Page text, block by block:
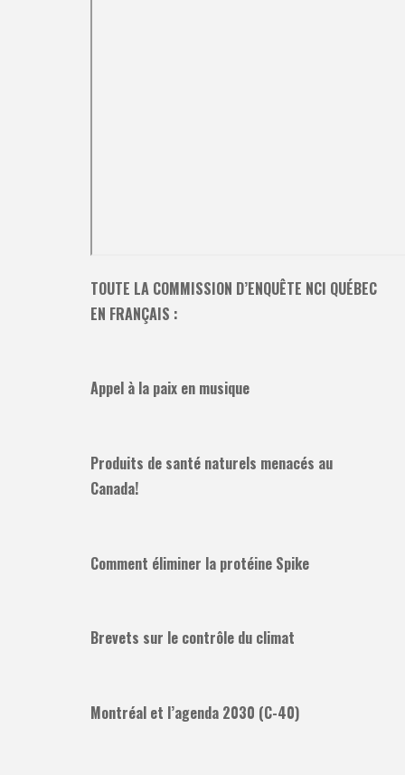
TOUTE LA COMMISSION D’ENQUÊTE NCI QUÉBEC
EN FRANÇAIS :
Appel à la paix en musique
Produits de santé naturels menacés au
Canada!
Comment éliminer la protéine Spike
Brevets sur le contrôle du climat
Montréal et l’agenda 2030 (C-40)